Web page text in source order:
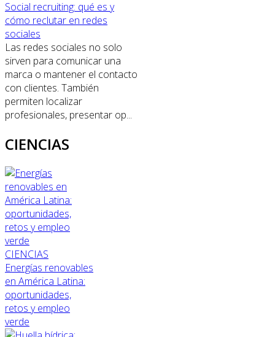
Social recruiting: qué es y
cómo reclutar en redes
sociales
Las redes sociales no solo
sirven para comunicar una
marca o mantener el contacto
con clientes. También
permiten localizar
profesionales, presentar op...
CIENCIAS
CIENCIAS
Energías renovables
en América Latina:
oportunidades,
retos y empleo
verde